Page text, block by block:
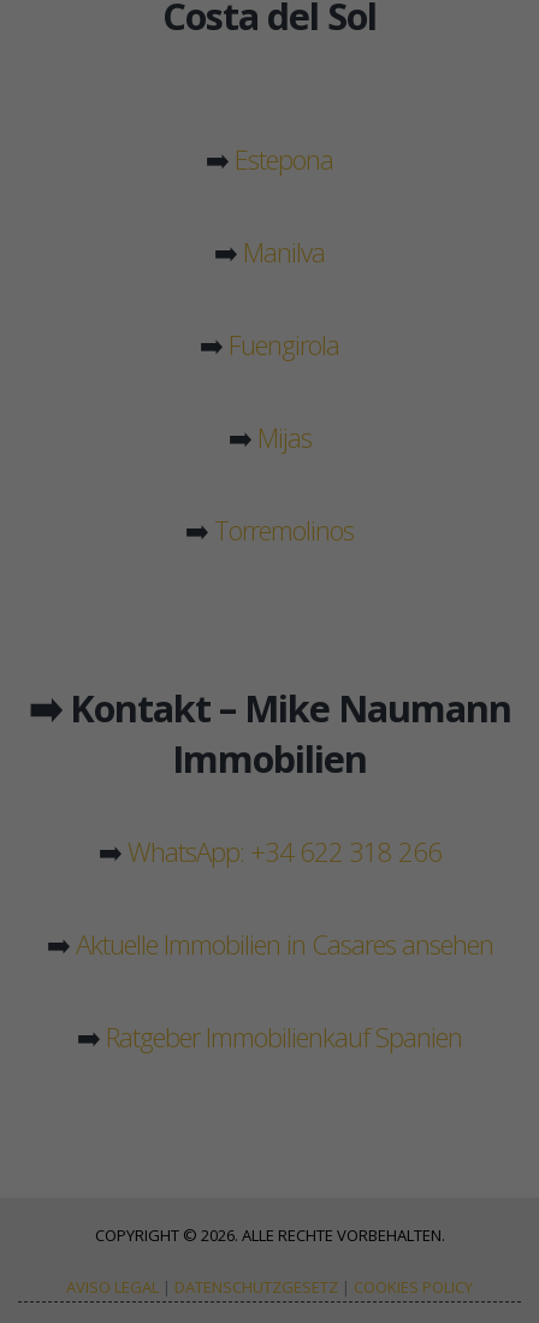
Costa del Sol
➡️ Estepona
➡️ Manilva
➡️ Fuengirola
➡️ Mijas
➡️ Torremolinos
➡️ Kontakt – Mike Naumann
Immobilien
➡️WhatsApp: +34 622 318 266
➡️Aktuelle Immobilien in Casares ansehen
➡️ Ratgeber Immobilienkauf Spanien
COPYRIGHT © 2026. ALLE RECHTE VORBEHALTEN.
AVISO LEGAL | DATENSCHUTZGESETZ | COOKIES POLICY